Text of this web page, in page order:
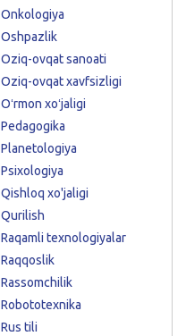
Onkologiya
Oshpazlik
Oziq-ovqat sanoati
Oziq-ovqat xavfsizligi
Oʻrmon xoʻjaligi
Pedagogika
Planetologiya
Psixologiya
Qishloq xo'jaligi
Qurilish
Raqamli texnologiyalar
Raqqoslik
Rassomchilik
Robototexnika
Rus tili